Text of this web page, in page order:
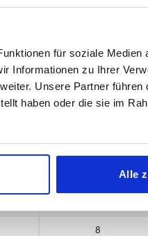
für soziale Medien
Informationen zu Ihrer
Unsere Partner führen
haben oder die sie im
Alle
4-20 Tage
N
8
8